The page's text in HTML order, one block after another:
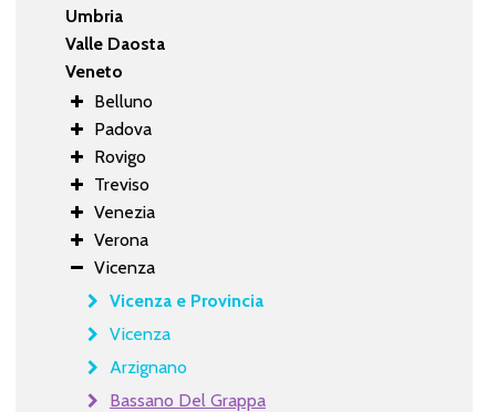
Umbria
Valle Daosta
Veneto
Belluno
Padova
Rovigo
Treviso
Venezia
Verona
Vicenza
Vicenza e Provincia
Vicenza
Arzignano
Bassano Del Grappa